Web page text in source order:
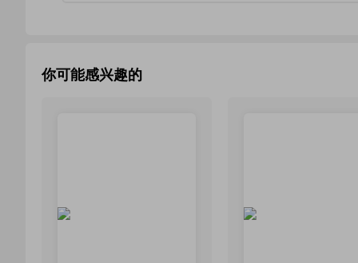
你可能感兴趣的